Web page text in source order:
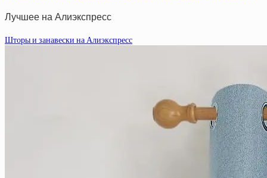
Лучшее на Алиэкспресс
Шторы и занавески на Алиэкспресс